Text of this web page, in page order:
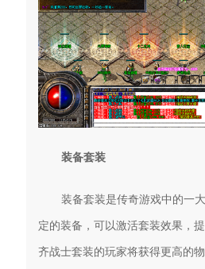
装备套装
装备套装是传奇游戏中的一
定的装备，可以激活套装效果，
齐战士套装的玩家将获得更高的